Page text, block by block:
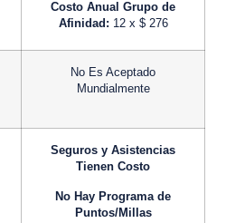
Costo Anual Grupo de
Afinidad: 12 x $ 276
No Es Aceptado
Mundialmente
Seguros y Asistencias
Tienen Costo
No Hay Programa de
Puntos/Millas